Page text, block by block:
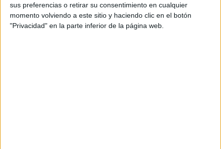
sus preferencias o retirar su consentimiento en cualquier
momento volviendo a este sitio y haciendo clic en el botón
"Privacidad" en la parte inferior de la página web.
Una gran cantidad de aficionados se han acercado
hasta el hotel para recibir a los jugadoresy que los